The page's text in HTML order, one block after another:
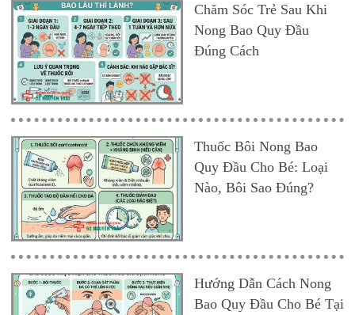
Chăm Sóc Trẻ Sau Khi
Nong Bao Quy Đầu
Đúng Cách
Thuốc Bôi Nong Bao
Quy Đầu Cho Bé: Loại
Nào, Bôi Sao Đúng?
Hướng Dẫn Cách Nong
Bao Quy Đầu Cho Bé Tại